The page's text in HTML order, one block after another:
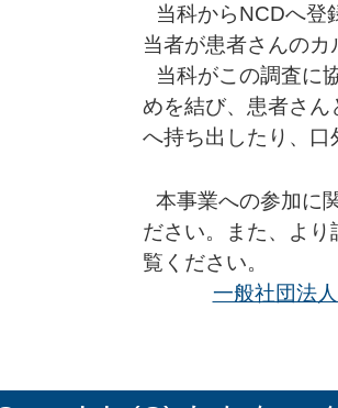
当科からNCDへ登
当者が患者さんの
当科がこの調査に
めを結び、患者さ
へ持ち出したり、
本事業への参加に
ださい。また、よ
覧ください。
一般社団法